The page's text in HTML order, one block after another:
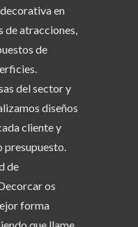
en
de atracciones,
de
del sector y
diseños
cliente y
presupuesto.
de
os
forma